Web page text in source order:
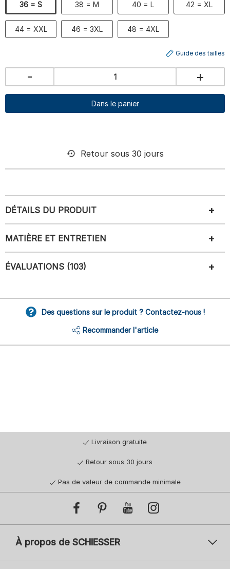
36 = S 38 = M 40 = L 42 = XL
44 = XXL 46 = 3XL 48 = 4XL
Guide des tailles
- +
Dans le panier
Retour sous 30 jours
DÉTAILS DU PRODUIT
MATIÈRE ET ENTRETIEN
ÉVALUATIONS (103)
Des questions sur le produit ? Contactez-nous !
Recommander l'article
Livraison gratuite
Retour sous 30 jours
Pas de valeur de commande minimale
À propos de SCHIESSER